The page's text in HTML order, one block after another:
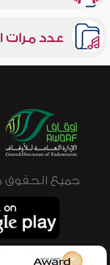
عدد مرات
جميع الحقوق محفوظة © 2026